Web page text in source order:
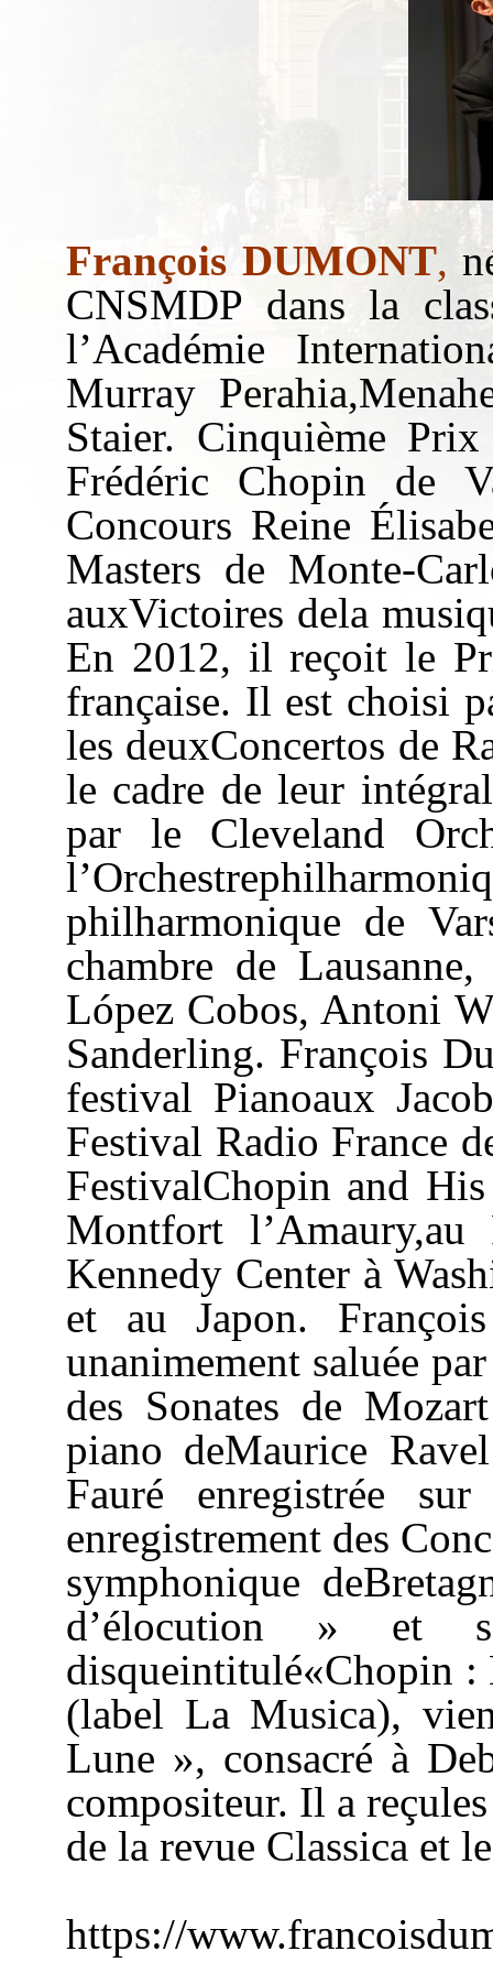
François DUMONT,
CNSMDP dans la
l’Académie
Murray
Staier. Cinquième
Frédéric Chopin de
Concours Reine
Masters de Monte-
auxVictoires dela
En 2012, il reçoit le
française. Il est choisi
les deuxConcertos de
le cadre de leur
par le Cleveland
philharmonique de
chambre de
López Cobos, Antoni
Sanderling. François
festival Pianoaux
Festival Radio France
FestivalChopin and
Montfort
Kennedy Center à
et au Japon.
unanimement saluée
des Sonates de
piano deMaurice
Fauré enregistrée
enregistrement des
symphonique
d’élocution » et
disqueintitulé«Chopin :
(label La Musica),
Lune », consacré à
compositeur. Il a
de la revue Classica et
https://